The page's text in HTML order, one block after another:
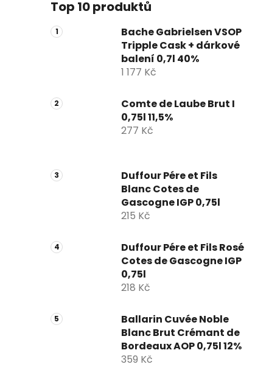
Top 10 produktů
Bache Gabrielsen VSOP
Tripple Cask + dárkové
balení 0,7l 40%
1 177 Kč
Comte de Laube Brut I
0,75l 11,5%
277 Kč
Duffour Pére et Fils
Blanc Cotes de
Gascogne IGP 0,75l
215 Kč
Duffour Pére et Fils Rosé
Cotes de Gascogne IGP
0,75l
218 Kč
Ballarin Cuvée Noble
Blanc Brut Crémant de
Bordeaux AOP 0,75l 12%
359 Kč